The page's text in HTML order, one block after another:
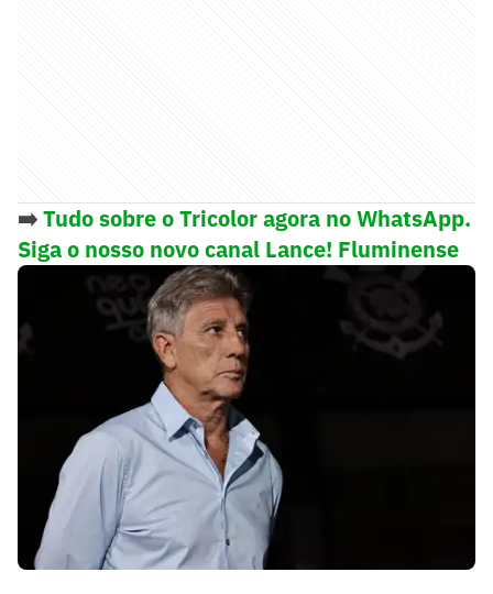
➡️Tudo sobre o Tricolor agora no WhatsApp.
Siga o nosso novo canal Lance! Fluminense